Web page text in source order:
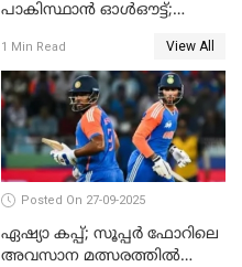
പാകിസ്ഥാൻ ഓൾഔട്ട്;
വിജയലക്ഷ്യം, കുൽദീപിന് 4
വിക്കറ്റ്
1 Min Read View All
Posted On 27-09-2025
ഏഷ്യാ കപ്പ്; സൂപ്പർ ഫോറിലെ
അവസാന മത്സരത്തിൽ